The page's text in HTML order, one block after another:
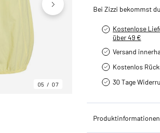
05 07
Bei Zizzi bekommst du
Kostenlose
über 49 €
Versand
Kostenlos
30 Tage
Produktinformationen